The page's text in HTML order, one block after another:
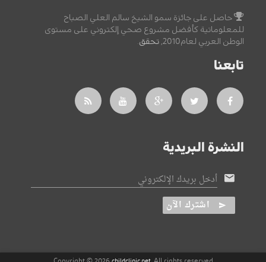
حاصل على جائزة سمو الشيخ سالم العلي الصباح
للمعلوماتية كأفضل مشروع صحي إلكتروني على مستوى
الوطن العربي لعام2010,
تحقق
تابعنا
النشرة البريدية
أدخل بريدك الإلكتروني
اشترك الآن